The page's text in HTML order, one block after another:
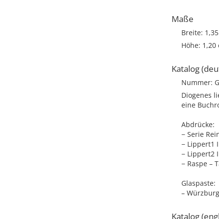
Maße
Breite:
Höhe: 1,20
Katalog
Nummer:
Diogenes
eine
Abdrücke:
− Serie
− Lippert1
− Lippert2
− Raspe –
Glaspaste:
–
Katalog